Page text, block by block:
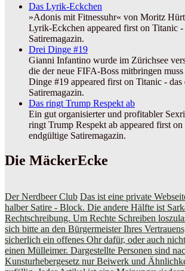
Das Lyrik-Eckchen
»Adonis mit Fitnessuhr« von Moritz
Lyrik-Eckchen appeared first on Titanic -
Satiremagazin.
Drei Dinge #19
Gianni Infantino wurde im Zürichsee
die der neue FIFA-Boss mitbringen
Dinge #19 appeared first on Titanic - das
Satiremagazin.
Das ringt Trump Respekt ab
Ein gut organisierter und profitabler
ringt Trump Respekt ab appeared first
endgültige Satiremagazin.
Die MäckerEcke
Der Nerdbeer Club Das ist eine private
halber Satire - Block. Die andere Hälfte ist
Rechtschreibung. Um Rechte Schreiben
sich bitte an den Bürgermeister Ihres
sicherlich ein offenes Ohr dafür, oder auch
einen Mülleimer. Dargestellte Personen sind
Kunsturhebergesetz nur Beiwerk und